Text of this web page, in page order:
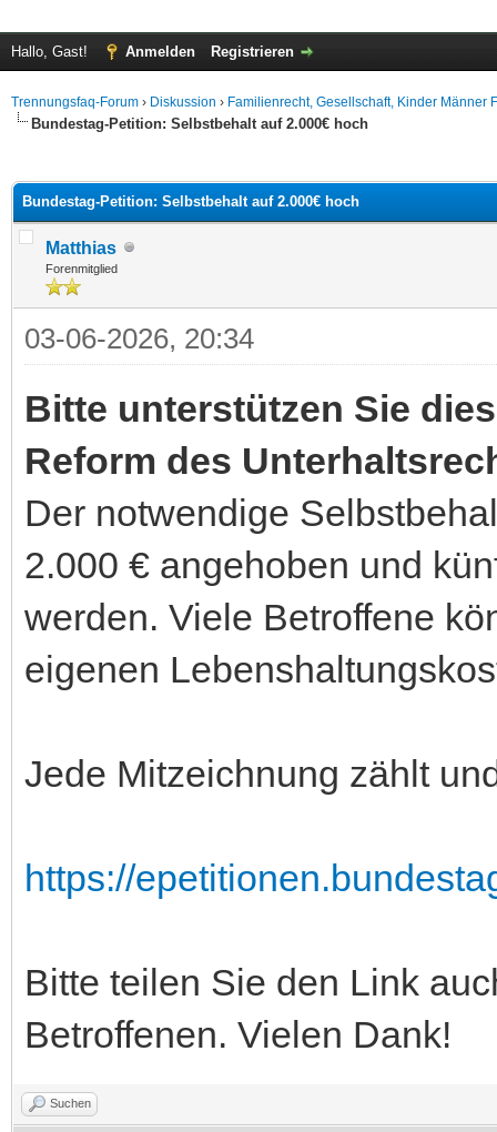
Hallo, Gast! Anmelden Registrieren
Trennungsfaq-Forum › Diskussion › Familienrecht, Gesellschaft, Kinder Männer
Bundestag-Petition: Selbstbehalt auf 2.000€ hoch
Bundestag-Petition: Selbstbehalt auf 2.000€ hoch
Matthias
Forenmitglied
03-06-2026, 20:34
Bitte unterstützen Sie
Reform des
Der notwendige
2.000 € angehoben und
werden. Viele Betroffene
eigenen
Jede Mitzeichnung zählt
https://
Bitte teilen Sie den Link
Betroffenen. Vielen Dank!
Suchen